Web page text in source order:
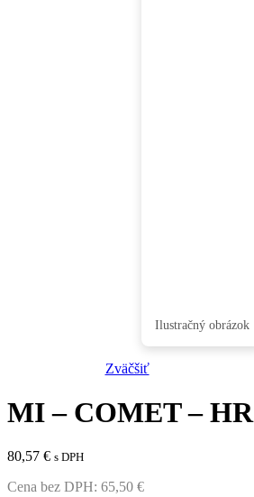
Zväčšiť
MI – COMET – HR
80,57 € s DPH
Cena bez DPH: 65,50 €